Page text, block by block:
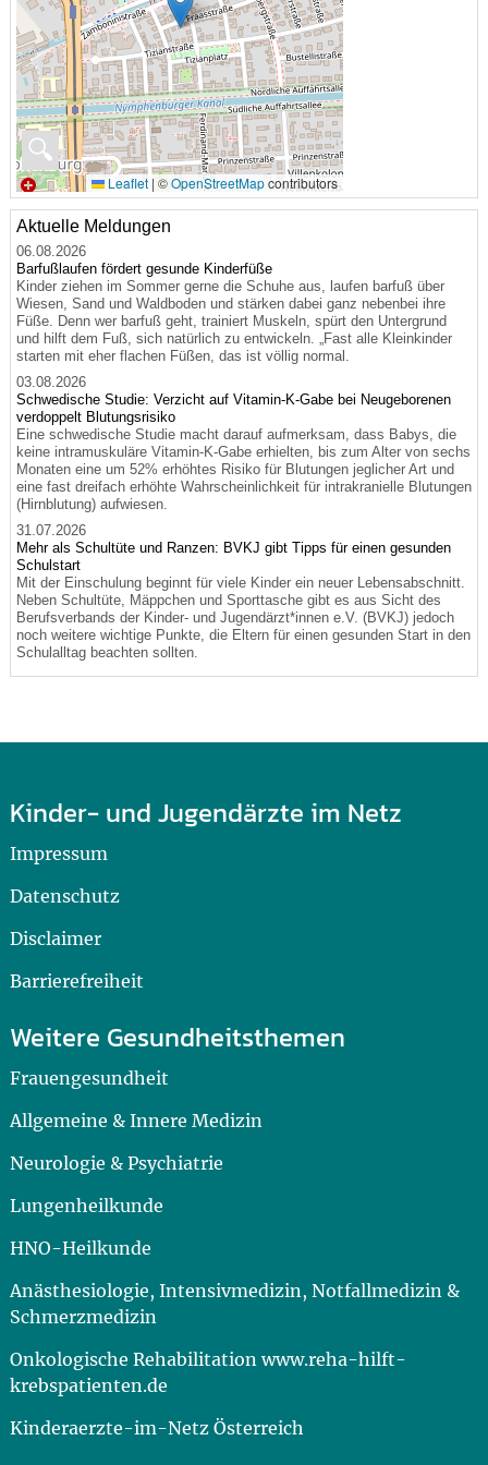
🔍
Leaflet | ©OpenStreetMapcontributors
Aktuelle Meldungen
06.08.2026
Barfußlaufen fördert gesunde Kinderfüße
Kinder ziehen im Sommer gerne die Schuhe aus, laufen barfuß über
Wiesen, Sand und Waldboden und stärken dabei ganz nebenbei ihre
Füße. Denn wer barfuß geht, trainiert Muskeln, spürt den Untergrund
und hilft dem Fuß, sich natürlich zu entwickeln. „Fast alle Kleinkinder
starten mit eher flachen Füßen, das ist völlig normal.
03.08.2026
Schwedische Studie: Verzicht auf Vitamin-K-Gabe bei Neugeborenen
verdoppelt Blutungsrisiko
Eine schwedische Studie macht darauf aufmerksam, dass Babys, die
keine intramuskuläre Vitamin-K-Gabe erhielten, bis zum Alter von sechs
Monaten eine um 52% erhöhtes Risiko für Blutungen jeglicher Art und
eine fast dreifach erhöhte Wahrscheinlichkeit für intrakranielle Blutungen
(Hirnblutung) aufwiesen.
31.07.2026
Mehr als Schultüte und Ranzen: BVKJ gibt Tipps für einen gesunden
Schulstart
Mit der Einschulung beginnt für viele Kinder ein neuer Lebensabschnitt.
Neben Schultüte, Mäppchen und Sporttasche gibt es aus Sicht des
Berufsverbands der Kinder- und Jugendärzt*innen e.V. (BVKJ) jedoch
noch weitere wichtige Punkte, die Eltern für einen gesunden Start in den
Schulalltag beachten sollten.
Kinder- und Jugendärzte im Netz
Impressum
Datenschutz
Disclaimer
Barrierefreiheit
Weitere Gesundheitsthemen
Frauengesundheit
Allgemeine & Innere Medizin
Neurologie & Psychiatrie
Lungenheilkunde
HNO-Heilkunde
Anästhesiologie, Intensivmedizin, Notfallmedizin &
Schmerzmedizin
Onkologische Rehabilitation www.reha-hilft-
krebspatienten.de
Kinderaerzte-im-Netz Österreich